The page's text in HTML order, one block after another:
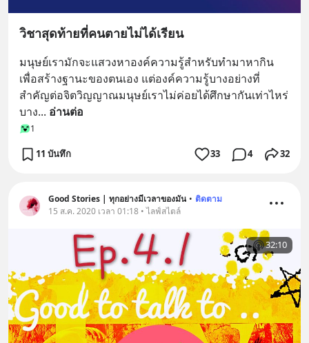
วิชาสุดท้ายที่คนตายไม่ได้เรียน
มนุษย์เรามักจะแสวงหาองค์ความรู้สำหรับทำมาหากิน
เพื่อสร้างฐานะของตนเอง แต่องค์ความรู้บางอย่างที่
สำคัญต่อจิตวิญญาณมนุษย์เราไม่ค่อยได้ศึกษากันเท่าไหร่
บาง... อ่านต่อ
1
11 บันทึก 33 4 32
Good Stories | ทุกอย่างมีเวลาของมัน • ติดตาม
15 ส.ค. 2020 เวลา 01:18 • ไลฟ์สไตล์
32:10